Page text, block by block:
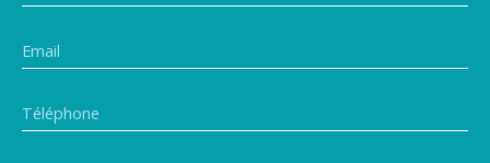
Email
Téléphone